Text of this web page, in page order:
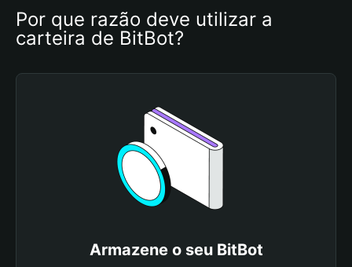
Por que razão deve utilizar a
carteira de BitBot?
Armazene o seu BitBot